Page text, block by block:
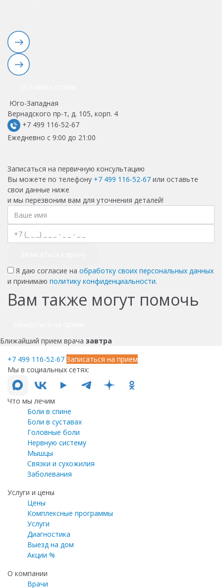
Юго-Западная
Вернадского пр-т, д. 105, корп. 4
+7 499 116-52-67
Ежедневно с 9:00 до 21:00
Записаться на первичную консультацию
Вы можете по телефону +7 499 116-52-67 или оставьте
свои данные ниже
и мы перезвоним вам для уточнения деталей!
Я даю согласие на обработку своих персональных данных
и принимаю политику конфиденциальности.
Вам также могут помочь
Ближайший прием врача завтра
+7 499 116-52-67 Записаться на прием
Мы в социальных сетях:
Что мы лечим
Боли в спине
Боли в суставах
Головные боли
Нервную систему
Мышцы
Связки и сухожилия
Заболевания
Услуги и цены
Цены
Комплексные программы
Услуги
Диагностика
Выезд на дом
Акции %
О компании
Врачи